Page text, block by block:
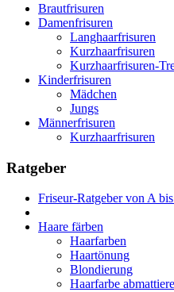
Brautfrisuren
Damenfrisuren
Langhaarfrisuren
Kurzhaarfrisuren
Kurzhaarfrisuren-
Kinderfrisuren
Mädchen
Jungs
Männerfrisuren
Kurzhaarfrisuren
Ratgeber
Friseur-Ratgeber von A
Haare färben
Haarfarben
Haartönung
Blondierung
Haarfarbe